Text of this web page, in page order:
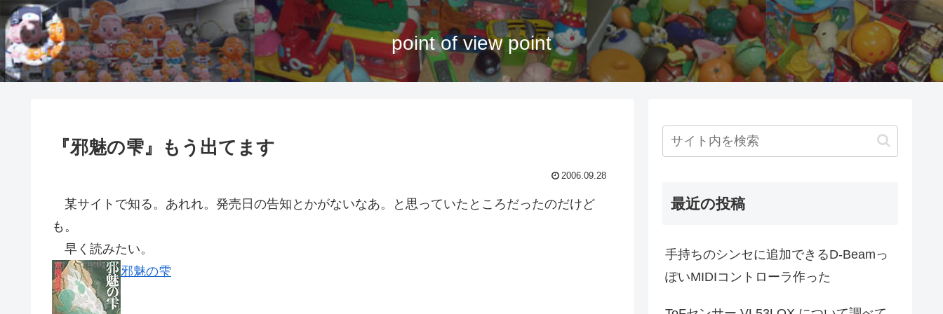
point of view point
『邪魅の雫』もう出てます
2006.09.28
某サイトで知る。あれれ。発売日の告知とかがないなあ。と思っていたところだったのだけど
も。
早く読みたい。
邪魅の雫
最近の投稿
手持ちのシンセに追加できるD-Beamっ
ぽいMIDIコントローラ作った